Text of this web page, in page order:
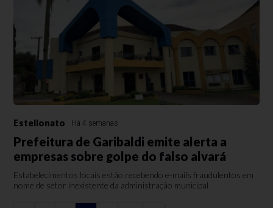
Estelionato Há 4 semanas
Prefeitura de Garibaldi emite alerta a
empresas sobre golpe do falso alvará
Estabelecimentos locais estão recebendo e-mails fraudulentos em
nome de setor inexistente da administração municipal